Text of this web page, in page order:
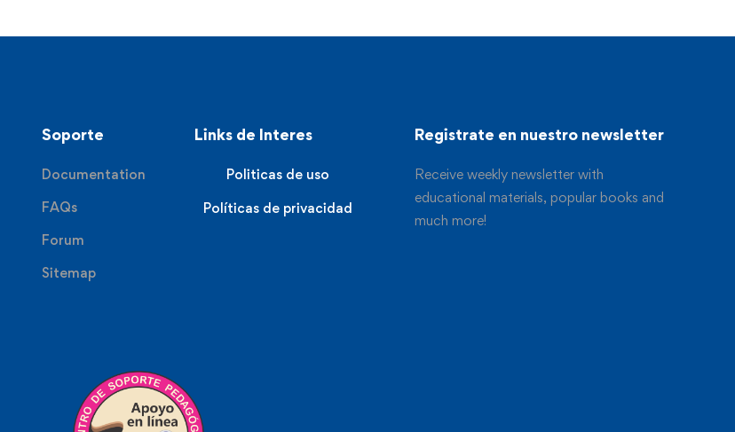
Soporte
Documentation
FAQs
Forum
Sitemap
Links de Interes
Politicas de uso
Políticas de privacidad
Registrate en nuestro newsletter
Receive weekly newsletter with
educational materials, popular books and
much more!